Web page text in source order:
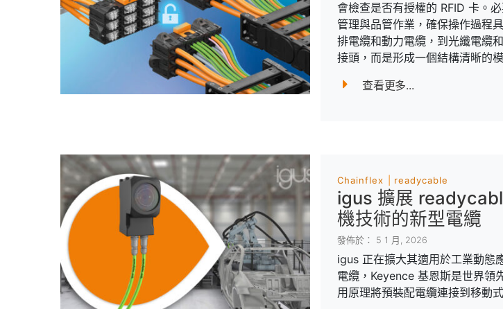
會檢查是否有授權的 RFID 卡。
管理與品管作業，確保操作過程
排電纜和動力電纜，到光纖電纜
接頭，而是形成一個結構清晰的
查看更多...
Chainflex readycable
igus 擴展
機技術的新型電纜
發佈於： 5 1 月, 2026
igus 正在擴大其適用於工業動態
電纜，Keyence 基恩斯是世界領
用原理將預裝配電纜連接到移動